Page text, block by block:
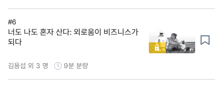
#6
너도 나도 혼자 산다: 외로움이 비즈니스가
되다
김용섭 외 3 명 9분 분량